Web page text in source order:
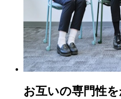
お互いの専門性